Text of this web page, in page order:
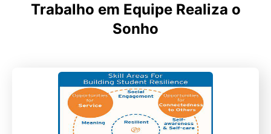
Trabalho em Equipe Realiza o
Sonho